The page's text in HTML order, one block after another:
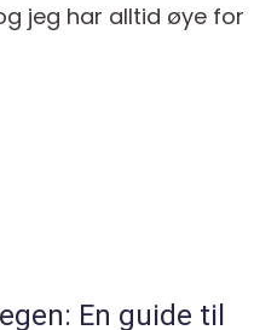
jeg har alltid øye for
En guide til